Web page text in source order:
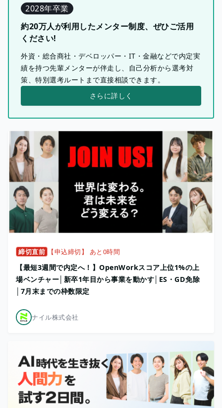
2028年卒業
約20万人が利用したメンター制度、ぜひご活用
ください!
外資・総合商社・デベロッパー・IT・金融などで内定実
績を持つ先輩メンターが伴走し、自己分析から選考対
策、特別選考ルートまで直接相談できます。
さらに詳しく
締切直前 【申込締切】 あと0時間
【最短3週間で内定へ！】OpenWorkスコア上位1%の上
場ベンチャー│新卒1年目から事業を動かす│ES・GD免除
│7月末までの枠数限定
ナイル株式会社